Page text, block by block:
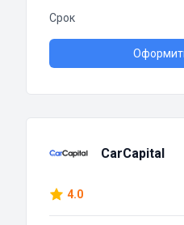
Срок
CarCapital
4.0